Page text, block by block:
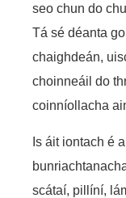
seo chun do
Tá sé déanta
chaighdeán,
choinneáil do
coinníollacha
Is áit iontach é
scátaí, pillíní,